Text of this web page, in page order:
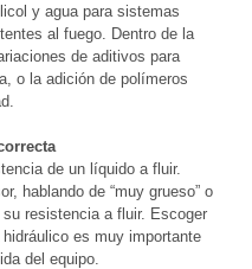
y agua para sistemas
al fuego. Dentro de la
de aditivos para
o la adición de polímeros
de un líquido a fluir.
hablando de “muy grueso” o
su resistencia a fluir. Escoger
es muy importante
del equipo.